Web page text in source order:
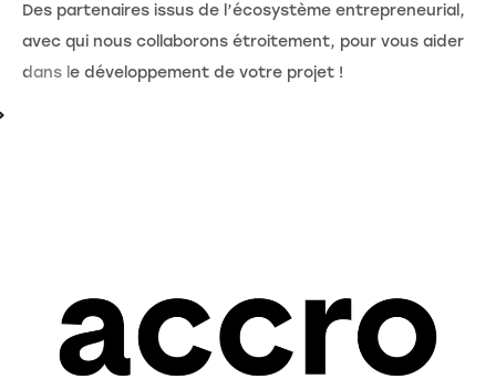
Des partenaires issus de l’écosystème entrepreneurial,
avec qui nous collaborons étroitement, pour vous aider
dans le développement de votre projet !